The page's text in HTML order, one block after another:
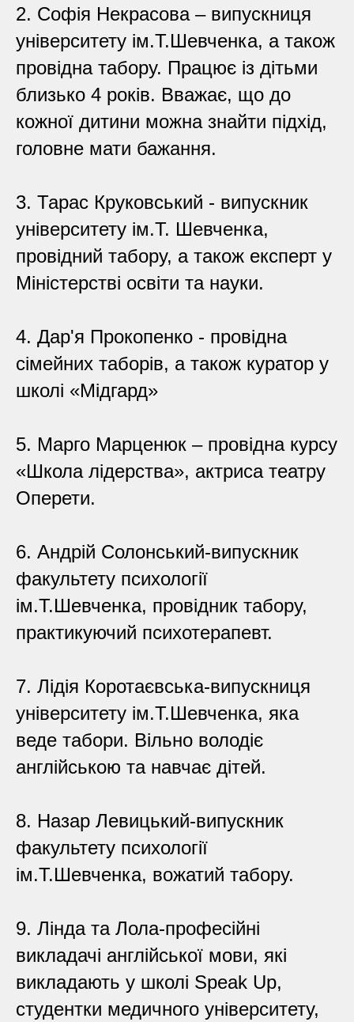
2. Софія Некрасова – випускниця
університету ім.Т.Шевченка, а також
провідна табору. Працює із дітьми
близько 4 років. Вважає, що до
кожної дитини можна знайти підхід,
головне мати бажання.
3. Тарас Круковський - випускник
університету ім.Т. Шевченка,
провідний табору, а також експерт у
Міністерстві освіти та науки.
4. Дар'я Прокопенко - провідна
сімейних таборів, а також куратор у
школі «Мідгард»
5. Марго Марценюк – провідна курсу
«Школа лідерства», актриса театру
Оперети.
6. Андрій Солонський-випускник
факультету психології
ім.Т.Шевченка, провідник табору,
практикуючий психотерапевт.
7. Лідія Коротаєвська-випускниця
університету ім.Т.Шевченка, яка
веде табори. Вільно володіє
англійською та навчає дітей.
8. Назар Левицький-випускник
факультету психології
ім.Т.Шевченка, вожатий табору.
9. Лінда та Лола-професійні
викладачі англійської мови, які
викладають у школі Speak Up,
студентки медичного університету,